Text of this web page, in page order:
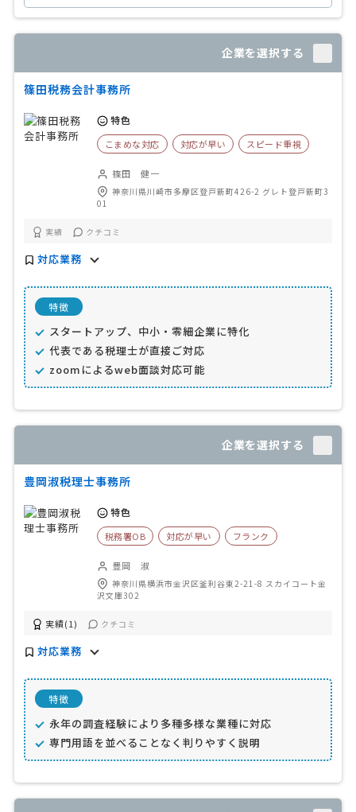
企業を選択する
篠田税務会計事務所
特色
こまめな対応 対応が早い スピード重視
篠田 健一
神奈川県川崎市多摩区登戸新町426-2 グレト登戸新町3
01
実績 クチコミ
対応業務
特徴
スタートアップ、中小・零細企業に特化
代表である税理士が直接ご対応
zoomによるweb面談対応可能
企業を選択する
豊岡淑税理士事務所
特色
税務署OB 対応が早い フランク
豊岡 淑
神奈川県横浜市金沢区釜利谷東2-21-8 スカイコート金
沢文庫302
実績(1) クチコミ
対応業務
特徴
永年の調査経験により多種多様な業種に対応
専門用語を並べることなく判りやすく説明